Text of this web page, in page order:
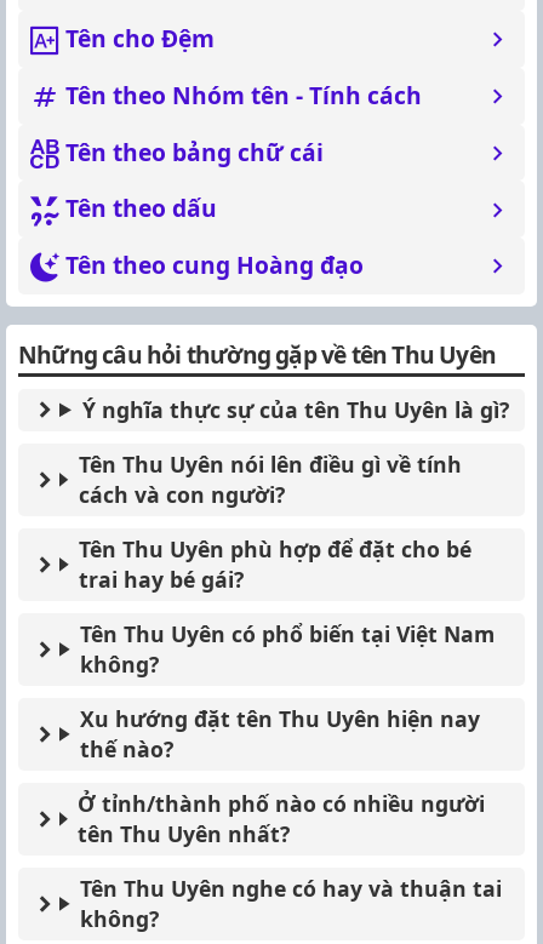
Tên cho Đệm
Tên theo Nhóm tên - Tính cách
Tên theo bảng chữ cái
Tên theo dấu
Tên theo cung Hoàng đạo
Những câu hỏi thường gặp về tên Thu Uyên
Ý nghĩa thực sự của tên Thu Uyên là gì?
Tên Thu Uyên nói lên điều gì về tính
cách và con người?
Tên Thu Uyên phù hợp để đặt cho bé
trai hay bé gái?
Tên Thu Uyên có phổ biến tại Việt Nam
không?
Xu hướng đặt tên Thu Uyên hiện nay
thế nào?
Ở tỉnh/thành phố nào có nhiều người
tên Thu Uyên nhất?
Tên Thu Uyên nghe có hay và thuận tai
không?